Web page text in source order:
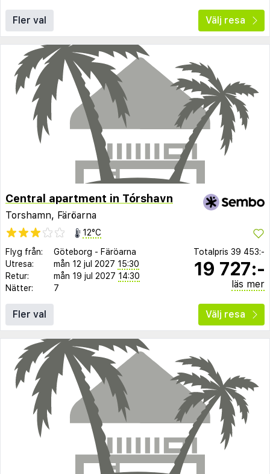
Fler val Välj resa
Central apartment in Tórshavn
Torshamn, Färöarna
12°C
Flyg från:
Göteborg - Färöarna
Utresa:
mån 12 jul 2027 15:30
Retur:
mån 19 jul 2027 14:30
Nätter:
7
Totalpris 39 453:-
19 727:-
läs mer
Fler val Välj resa